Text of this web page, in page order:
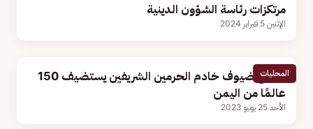
مرتكزات رئاسة الشؤون الدينية
الإثنين 5 فبراير 2024
المحليات
برنامج ضيوف خادم الحرمين الشريفين يستضيف 150
عالمًا من اليمن
الأحد 25 يونيو 2023